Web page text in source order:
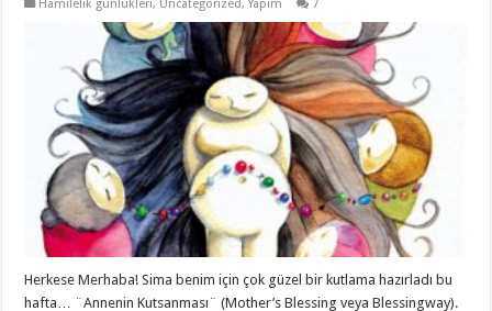
Hamilelik günlükleri, Uncategorized ,Yapım 7
Herkese Merhaba! Sima benim için çok güzel bir kutlama hazırladı bu
hafta… ¨Annenin Kutsanması¨ (Mother’s Blessing veya Blessingway).